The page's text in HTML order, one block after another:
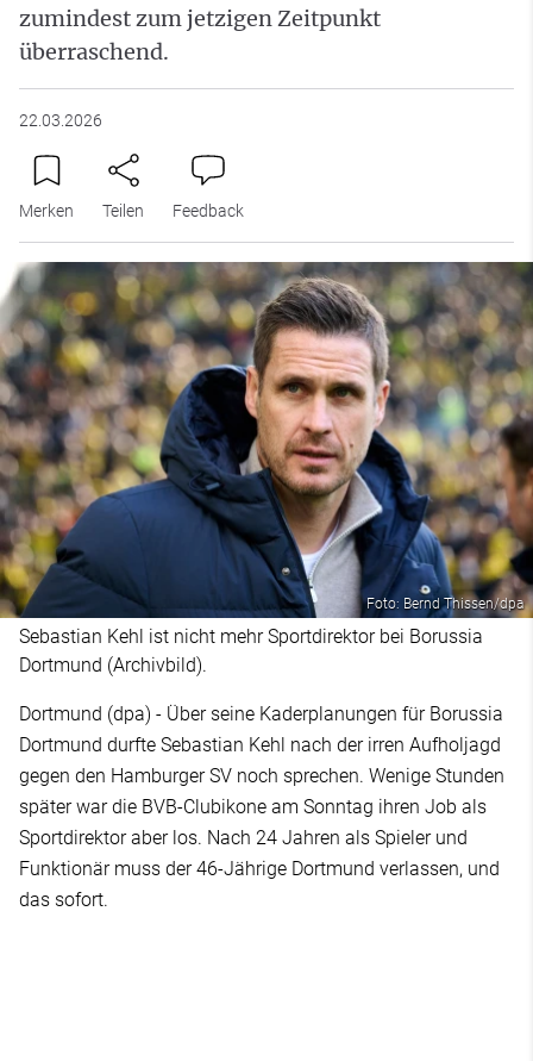
zumindest zum jetzigen Zeitpunkt
überraschend.
22.03.2026
Merken Teilen Feedback
Foto: Bernd Thissen/dpa
Sebastian Kehl ist nicht mehr Sportdirektor bei Borussia
Dortmund (Archivbild).
Dortmund (dpa) - Über seine Kaderplanungen für Borussia
Dortmund durfte Sebastian Kehl nach der irren Aufholjagd
gegen den Hamburger SV noch sprechen. Wenige Stunden
später war die BVB-Clubikone am Sonntag ihren Job als
Sportdirektor aber los. Nach 24 Jahren als Spieler und
Funktionär muss der 46-Jährige Dortmund verlassen, und
das sofort.